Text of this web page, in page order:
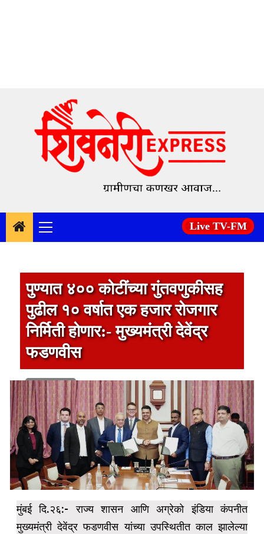
content
Primary
Menu
Live TV-FM
पुण्यात ४०० कोटींच्या गुंतवणुकीसह
पुढील १० वर्षात एक हजार रोजगार
निर्मिती होणार:- मुख्यमंत्री देवेंद्र
फडणवीस
1 min read
मुंबई दि.२६:- राज्य शासन आणि अग्रेको इंडिया कंपनीत
मुख्यमंत्री देवेंद्र फडणवीस यांच्या उपस्थितीत काल झालेल्या